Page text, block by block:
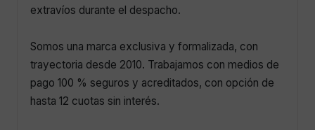
extravíos durante el despacho.
Somos una marca exclusiva y formalizada, con
trayectoria desde 2010. Trabajamos con medios de
pago 100 % seguros y acreditados, con opción de
hasta 12 cuotas sin interés.